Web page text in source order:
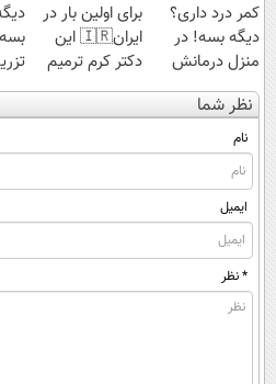
کمر درد داری؟
دیگه بسه! در
منزل درمانش
کن
(◀پرسش‌نامه)
برای اولین بار در
ایران🇮🇷 این
دکتر کرم ترمیم
کننده 23 روزه
ساخت!
نظر شما
نام
ایمیل
* نظر